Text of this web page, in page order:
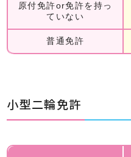
原付免許or免許を持っ
ていない
普通免許
小型二輪免許